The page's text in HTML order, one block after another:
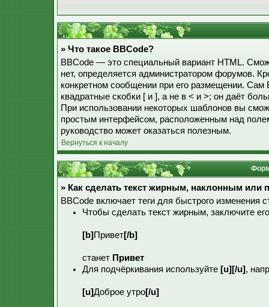
» Что такое BBCode?
BBCode — это специальный вариант HTML.
нет, определяется администратором форумов.
конкретном сообщении при его размещении.
квадратные скобки [ и ], а не в < и >; он даёт
При использовании некоторых шаблонов вы
простым интерфейсом, расположенным над
руководство может оказаться полезным.
Вернуться к началу
» Как сделать текст жирным, наклонным или
BBCode включает теги для быстрого
Чтобы сделать текст жирным, заключите
[b] Привет[/b]
станет Привет
Для подчёркивания используйте [u][/u],
[u]Доброе утро[/u]